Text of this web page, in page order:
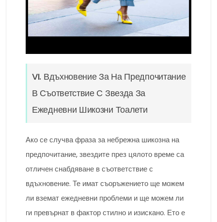
VI. Вдъхновение За На Предпочитание
В Съответствие С Звезда За
Ежедневни Шикозни Тоалети
Ако се случва фраза за небрежна шикозна на
предпочитание, звездите през цялото време са
отличен снабдяване в съответствие с
вдъхновение. Те имат съоръжението ще можем
ли вземат ежедневни проблеми и ще можем ли
ги превърнат в фактор стилно и изискано. Ето е